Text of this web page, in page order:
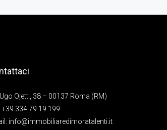
Ojetti, 38 – 00137 Roma (RM)
+39 334 79 19 199
info@immobiliaredimoratalenti.it